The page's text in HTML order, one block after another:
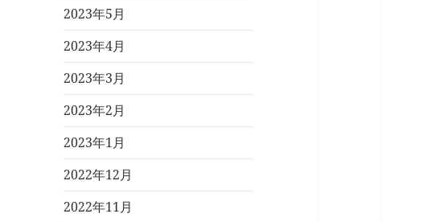
2023年5月
2023年4月
2023年3月
2023年2月
2023年1月
2022年12月
2022年11月